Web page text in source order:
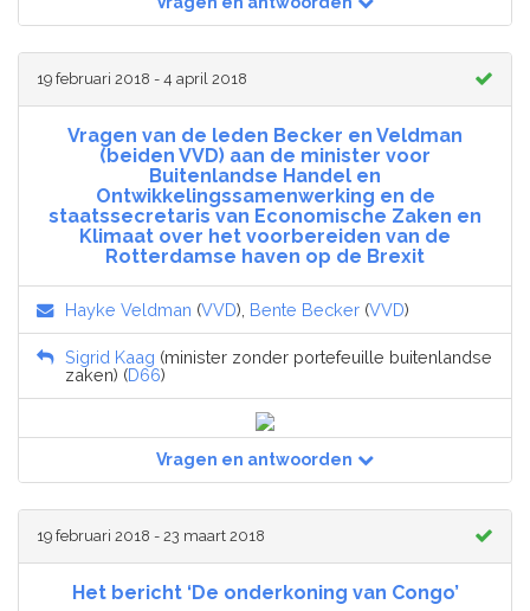
19 februari 2018 - 4 april 2018
Vragen van de leden Becker en Veldman
(beiden VVD) aan de minister voor
Buitenlandse Handel en
Ontwikkelingssamenwerking en de
staatssecretaris van Economische Zaken en
Klimaat over het voorbereiden van de
Rotterdamse haven op de Brexit
Hayke Veldman (VVD), Bente Becker (VVD)
Sigrid Kaag (minister zonder portefeuille buitenlandse
zaken) (D66)
Vragen en antwoorden
19 februari 2018 - 23 maart 2018
Het bericht ‘De onderkoning van Congo’